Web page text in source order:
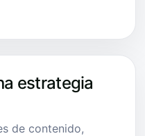
estrategia
de contenido,